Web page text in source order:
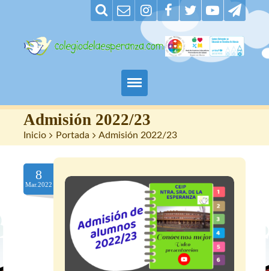
Padres
Alumnos
Maestros
Nuestro centro
Contacto
Admisión 2022/23
Inicio > Portada > Admisión 2022/23
8
Mar.2022